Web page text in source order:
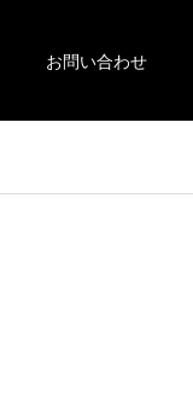
お問い合わせ